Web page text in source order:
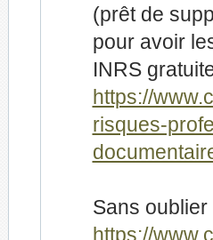
(prêt de
pour avoir
INRS
https://
risques-
Sans
https://